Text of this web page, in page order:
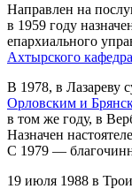
Направлен на
в 1959 году
епархиального
Ахтырского
В 1978, в Лазареву
Орловским и
в том же году, в
Назначен
С 1979 —
19 июля 1988 в